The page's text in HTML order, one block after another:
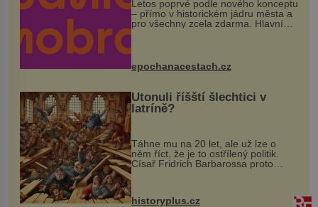
Letos poprvé podle nového konceptu
– přímo v historickém jádru města a
pro všechny zcela zdarma. Hlavní
program se odehraje na Karlově a
mohou těšit na víno, burčák, pes...
epochanacestach.cz
Utonuli říšští šlechtici v
latríně?
Táhne mu na 20 let, ale už lze o
něm říct, že je to ostřílený politik.
Císař Fridrich Barbarossa proto
posílá svého syna a dědice Jindřicha
VI. do Erfurtu, aby se stal
prostředníkem při řešení sporu m...
historyplus.cz